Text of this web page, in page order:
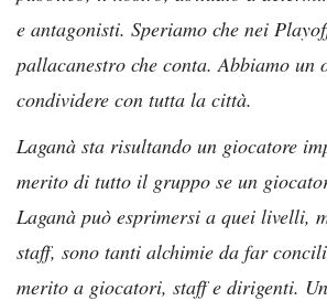
e antagonisti. Speriamo che nei
pallacanestro che conta. Abbiamo un
condividere con tutta la città.
Laganà sta risultando un giocatore
merito di tutto il gruppo se un
Laganà può esprimersi a quei livelli,
staff, sono tanti alchimie da far
merito a giocatori, staff e dirigenti.